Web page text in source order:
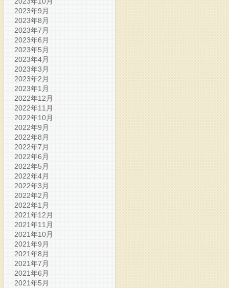
2023年9月
2023年8月
2023年7月
2023年6月
2023年5月
2023年4月
2023年3月
2023年2月
2023年1月
2022年12月
2022年11月
2022年10月
2022年9月
2022年8月
2022年7月
2022年6月
2022年5月
2022年4月
2022年3月
2022年2月
2022年1月
2021年12月
2021年11月
2021年10月
2021年9月
2021年8月
2021年7月
2021年6月
2021年5月